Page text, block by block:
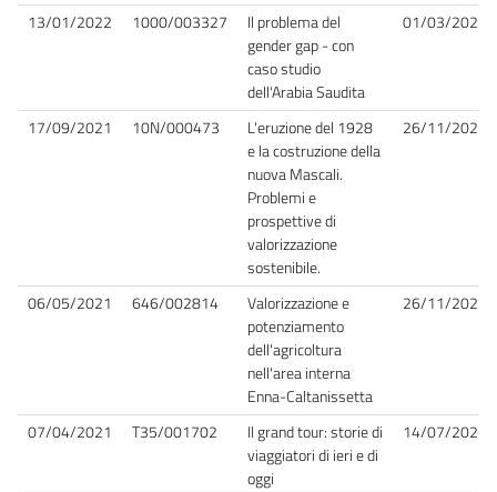
13/01/2022
1000/003327
Il problema del
gender gap - con
caso studio
dell'Arabia Saudita
01/03/2023
17/09/2021 10N/000473
L'eruzione del 1928
e la costruzione della
nuova Mascali.
Problemi e
prospettive di
valorizzazione
sostenibile.
26/11/2021
06/05/2021 646/002814
Valorizzazione e
potenziamento
dell'agricoltura
nell'area interna
Enna-Caltanissetta
26/11/2021
07/04/2021 T35/001702
Il grand tour: storie di
viaggiatori di ieri e di
oggi
14/07/2021